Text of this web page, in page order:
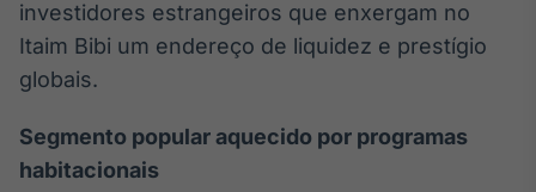
investidores estrangeiros que enxergam no
Itaim Bibi um endereço de liquidez e prestígio
globais.
Segmento popular aquecido por programas
habitacionais